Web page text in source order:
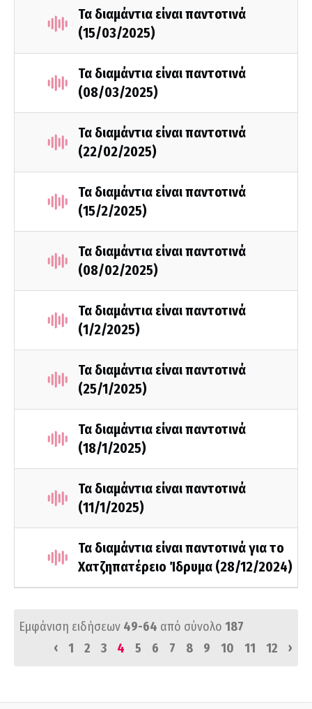
Τα διαμάντια είναι παντοτινά
(15/03/2025)
Τα διαμάντια είναι παντοτινά
(08/03/2025)
Τα διαμάντια είναι παντοτινά
(22/02/2025)
Τα διαμάντια είναι παντοτινά
(15/2/2025)
Τα διαμάντια είναι παντοτινά
(08/02/2025)
Τα διαμάντια είναι παντοτινά
(1/2/2025)
Τα διαμάντια είναι παντοτινά
(25/1/2025)
Τα διαμάντια είναι παντοτινά
(18/1/2025)
Τα διαμάντια είναι παντοτινά
(11/1/2025)
Τα διαμάντια είναι παντοτινά για το
Χατζηπατέρειο Ίδρυμα (28/12/2024)
Εμφάνιση ειδήσεων 49-64 από σύνολο 187
‹
1 2 3 4 5 6 7 8 9 10 11 12 ›